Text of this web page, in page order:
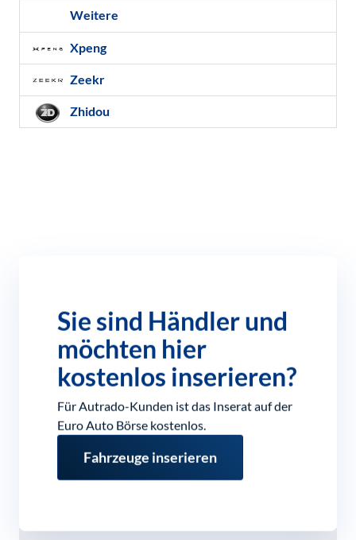
Weitere
Xpeng
Zeekr
Zhidou
Sie sind Händler und
möchten hier
kostenlos inserieren?
Für Autrado-Kunden ist das Inserat auf der
Euro Auto Börse kostenlos.
Fahrzeuge inserieren